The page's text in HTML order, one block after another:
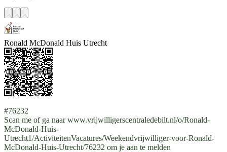
Ronald McDonald Huis Utrecht
#76232
Scan me of ga naar www.vrijwilligerscentraledebilt.nl/o/Ronald-
McDonald-Huis-
Utrecht1/ActiviteitenVacatures/Weekendvrijwilliger-voor-Ronald-
McDonald-Huis-Utrecht/76232 om je aan te melden